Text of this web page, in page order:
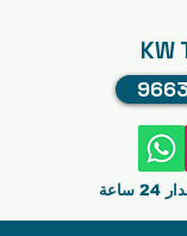
KW
ساعة